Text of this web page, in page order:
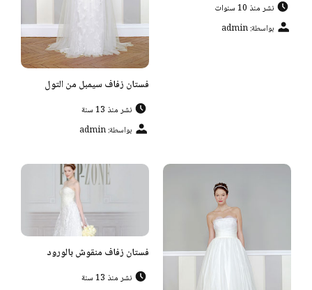
نشر منذ 10 سنوات
بواسطة: admin
فستان زفاف سيمبل من التول
نشر منذ 13 سنة
بواسطة: admin
فستان زفاف منقوش بالورود
نشر منذ 13 سنة